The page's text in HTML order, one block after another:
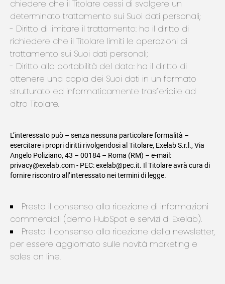
chiedere che il Titolare cessi di svolgere un
determinato trattamento sui Suoi dati personali;
Diritto di limitare il trattamento: ha il diritto di
richiedere che il Titolare limiti le operazioni di
trattamento sui Suoi dati personali;
Diritto alla portabilità del dato: ha il diritto di
ottenere una copia dei Suoi dati in un formato
strutturato ed informaticamente trasferibile ad
altro Titolare.
L’interessato può – senza nessuna particolare formalità –
esercitare i propri diritti rivolgendosi al Titolare, Exelab S.r.l., Via
Angelo Poliziano, 43 – 00184 – Roma (RM) – e-mail:
privacy@exelab.com - PEC: exelab@pec.it. Il Titolare avrà cura di
fornire riscontro all’interessato nei termini di legge.
Presto il consenso alla ricezione di informazioni
commerciali (demo HubSpot e servizi di Exelab).
Presto il consenso alla ricezione della newsletter,
per essere aggiornato sulle novità marketing e
sales on line.